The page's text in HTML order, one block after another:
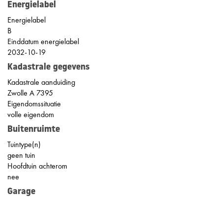
Energielabel
Energielabel
B
Einddatum energielabel
2032-10-19
Kadastrale gegevens
Kadastrale aanduiding
Zwolle A 7395
Eigendomssituatie
volle eigendom
Buitenruimte
Tuintype(n)
geen tuin
Hoofdtuin achterom
nee
Garage